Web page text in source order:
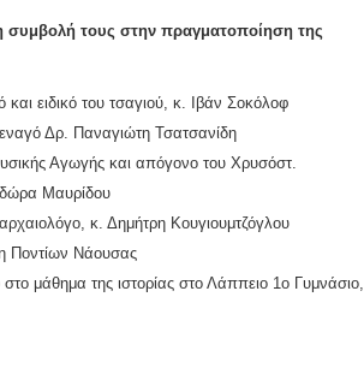
συμβολή τους στην πραγματοποίηση της
και ειδικό του τσαγιού, κ. Ιβάν Σοκόλοφ
Δρ. Παναγιώτη Τσατσανίδη
Αγωγής και απόγονο του Χρυσόστ.
Μαυρίδου
κ. Δημήτρη Κουγιουμτζόγλου
Ποντίων Νάουσας
μάθημα της ιστορίας στο Λάππειο 1ο Γυμνάσιο,